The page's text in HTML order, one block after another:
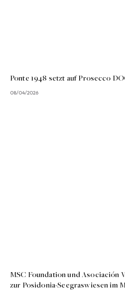
Ponte 1948 setzt auf Prosecco
08/04/2026
MSC Foundation und Asociación
zur Posidonia-Seegraswiesen im